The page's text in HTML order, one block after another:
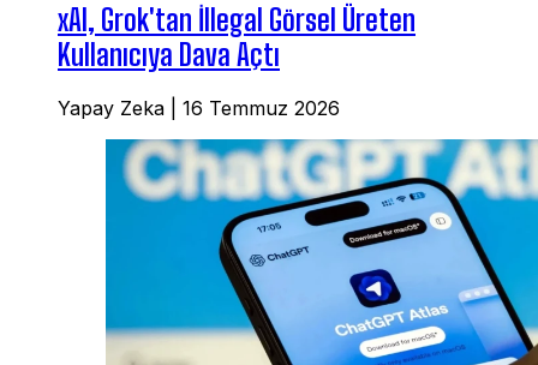
xAI, Grok'tan İllegal Görsel Üreten
Kullanıcıya Dava Açtı
Yapay Zeka 16 Temmuz 2026